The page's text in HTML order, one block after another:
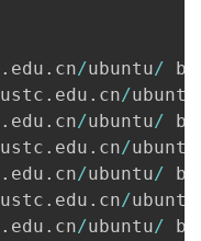
. edu . cn/ubuntu/
ustc . edu . cn/ubuntu
. edu . cn/ubuntu/
ustc . edu . cn/ubuntu
. edu . cn/ubuntu/
ustc . edu . cn/ubuntu
. edu . cn/ubuntu/